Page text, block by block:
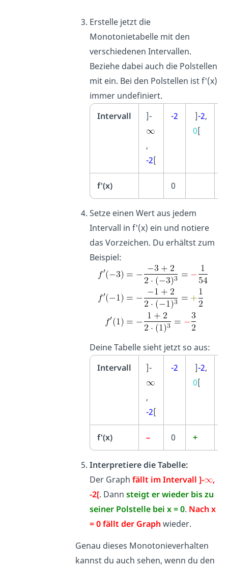
Erstelle jetzt die
Monotonietabelle mit den
verschiedenen Intervallen.
Beziehe dabei auch die Polstellen
mit ein. Bei den Polstellen ist f'(x)
immer undefiniert.
Intervall
]-
,
-2[
-2 ]-2,
0[
f'(x) 0
Setze einen Wert aus jedem
Intervall in f'(x) ein und notiere
das Vorzeichen. Du erhältst zum
Beispiel:
Deine Tabelle sieht jetzt so aus:
Intervall
]-
,
-2[
-2 ]-2,
0[
f'(x) – 0 +
Interpretiere die Tabelle:
Der Graph fällt im Intervall ]-
,
-2[. Dann steigt er wieder bis zu
seiner Polstelle bei x = 0. Nach x
= 0 fällt der Graph wieder.
Genau dieses Monotonieverhalten
kannst du auch sehen, wenn du den